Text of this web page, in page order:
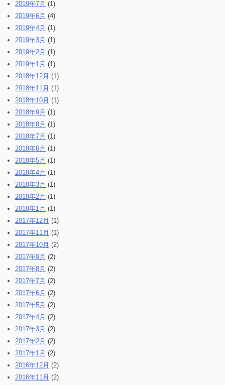
2019年7月 (1)
2019年6月 (4)
2019年4月 (1)
2019年3月 (1)
2019年2月 (1)
2019年1月 (1)
2018年12月 (1)
2018年11月 (1)
2018年10月 (1)
2018年9月 (1)
2018年8月 (1)
2018年7月 (1)
2018年6月 (1)
2018年5月 (1)
2018年4月 (1)
2018年3月 (1)
2018年2月 (1)
2018年1月 (1)
2017年12月 (1)
2017年11月 (1)
2017年10月 (2)
2017年9月 (2)
2017年8月 (2)
2017年7月 (2)
2017年6月 (2)
2017年5月 (2)
2017年4月 (2)
2017年3月 (2)
2017年2月 (2)
2017年1月 (2)
2016年12月 (2)
2016年11月 (2)